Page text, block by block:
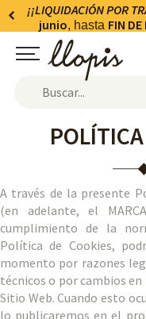
¡¡LIQUIDACIÓN POR
junio, hasta FIN DE
A través de la presente
(en adelante, el
cumplimiento de la
Política de Cookies,
momento por razones
técnicos o por cambios
Sitio Web. Cuando esto
lo publicaremos en el